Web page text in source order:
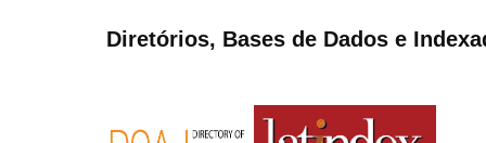
Diretórios, Bases de Dados e